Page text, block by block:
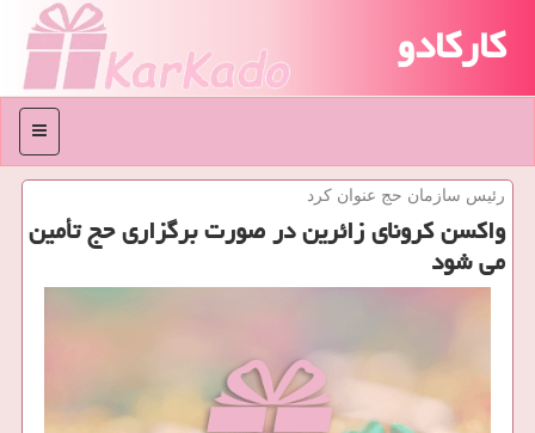
کارکادو
منو
رئیس سازمان حج عنوان كرد
واكسن كرونای زائرین در صورت برگزاری حج تأمین
می شود